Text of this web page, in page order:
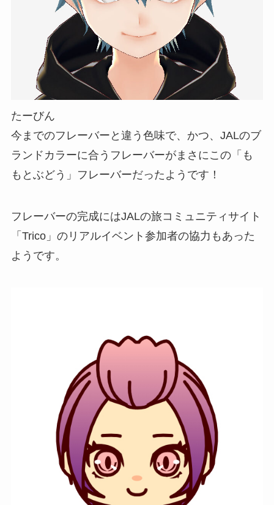
たーびん
今までのフレーバーと違う色味で、かつ、JALのブ
ランドカラーに合うフレーバーがまさにこの「も
もとぶどう」フレーバーだったようです！
フレーバーの完成にはJALの旅コミュニティサイト
「Trico」のリアルイベント参加者の協力もあった
ようです。